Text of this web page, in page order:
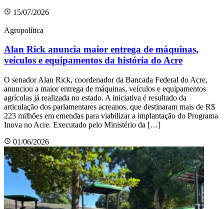
15/07/2026
Agropolítica
Alan Rick anuncia maior entrega de máquinas,
veículos e equipamentos da história do Acre
O senador Alan Rick, coordenador da Bancada Federal do Acre,
anunciou a maior entrega de máquinas, veículos e equipamentos
agrícolas já realizada no estado. A iniciativa é resultado da
articulação dos parlamentares acreanos, que destinaram mais de R$
223 milhões em emendas para viabilizar a implantação do Programa
Inova no Acre. Executado pelo Ministério da […]
01/06/2026